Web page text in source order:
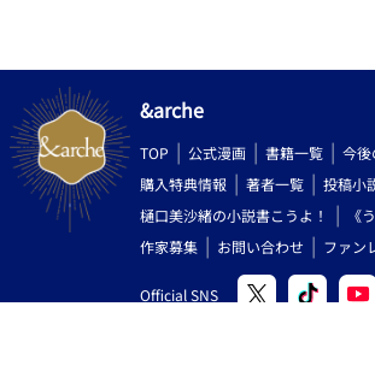
&arche
TOP 公式漫画 書籍一覧
今後
購入特典情報
著者一覧 投稿小
樋口美沙緒の小説書こうよ！
《
作家募集
お問い合わせ ファン
Official SNS